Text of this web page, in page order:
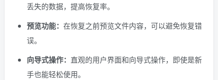
丢失的数据，提高恢复率。
预览功能： 在恢复之前预览文件内容，可以避免恢复错
误。
向导式操作： 直观的用户界面和向导式操作，即使是新
手也能轻松使用。